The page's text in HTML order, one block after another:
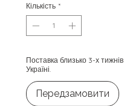
Кількість *
Поставка близько 3-х
Україні.
Передзамовити